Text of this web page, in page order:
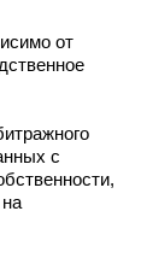
от
с